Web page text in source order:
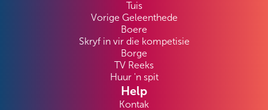
Tuis
Vorige Geleenthede
Boere
Skryf in vir die kompetisie
Borge
TV Reeks
Huur 'n spit
Help
Kontak